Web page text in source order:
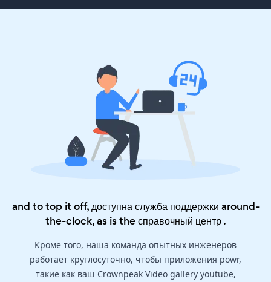
and to top it off, доступна служба поддержки around-
the-clock, as is theсправочный центр.
Кроме того, наша команда опытных инженеров
работает круглосуточно, чтобы приложения powr,
такие как ваш Crownpeak Video gallery youtube,